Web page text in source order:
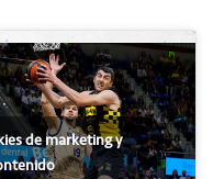
de marketing y